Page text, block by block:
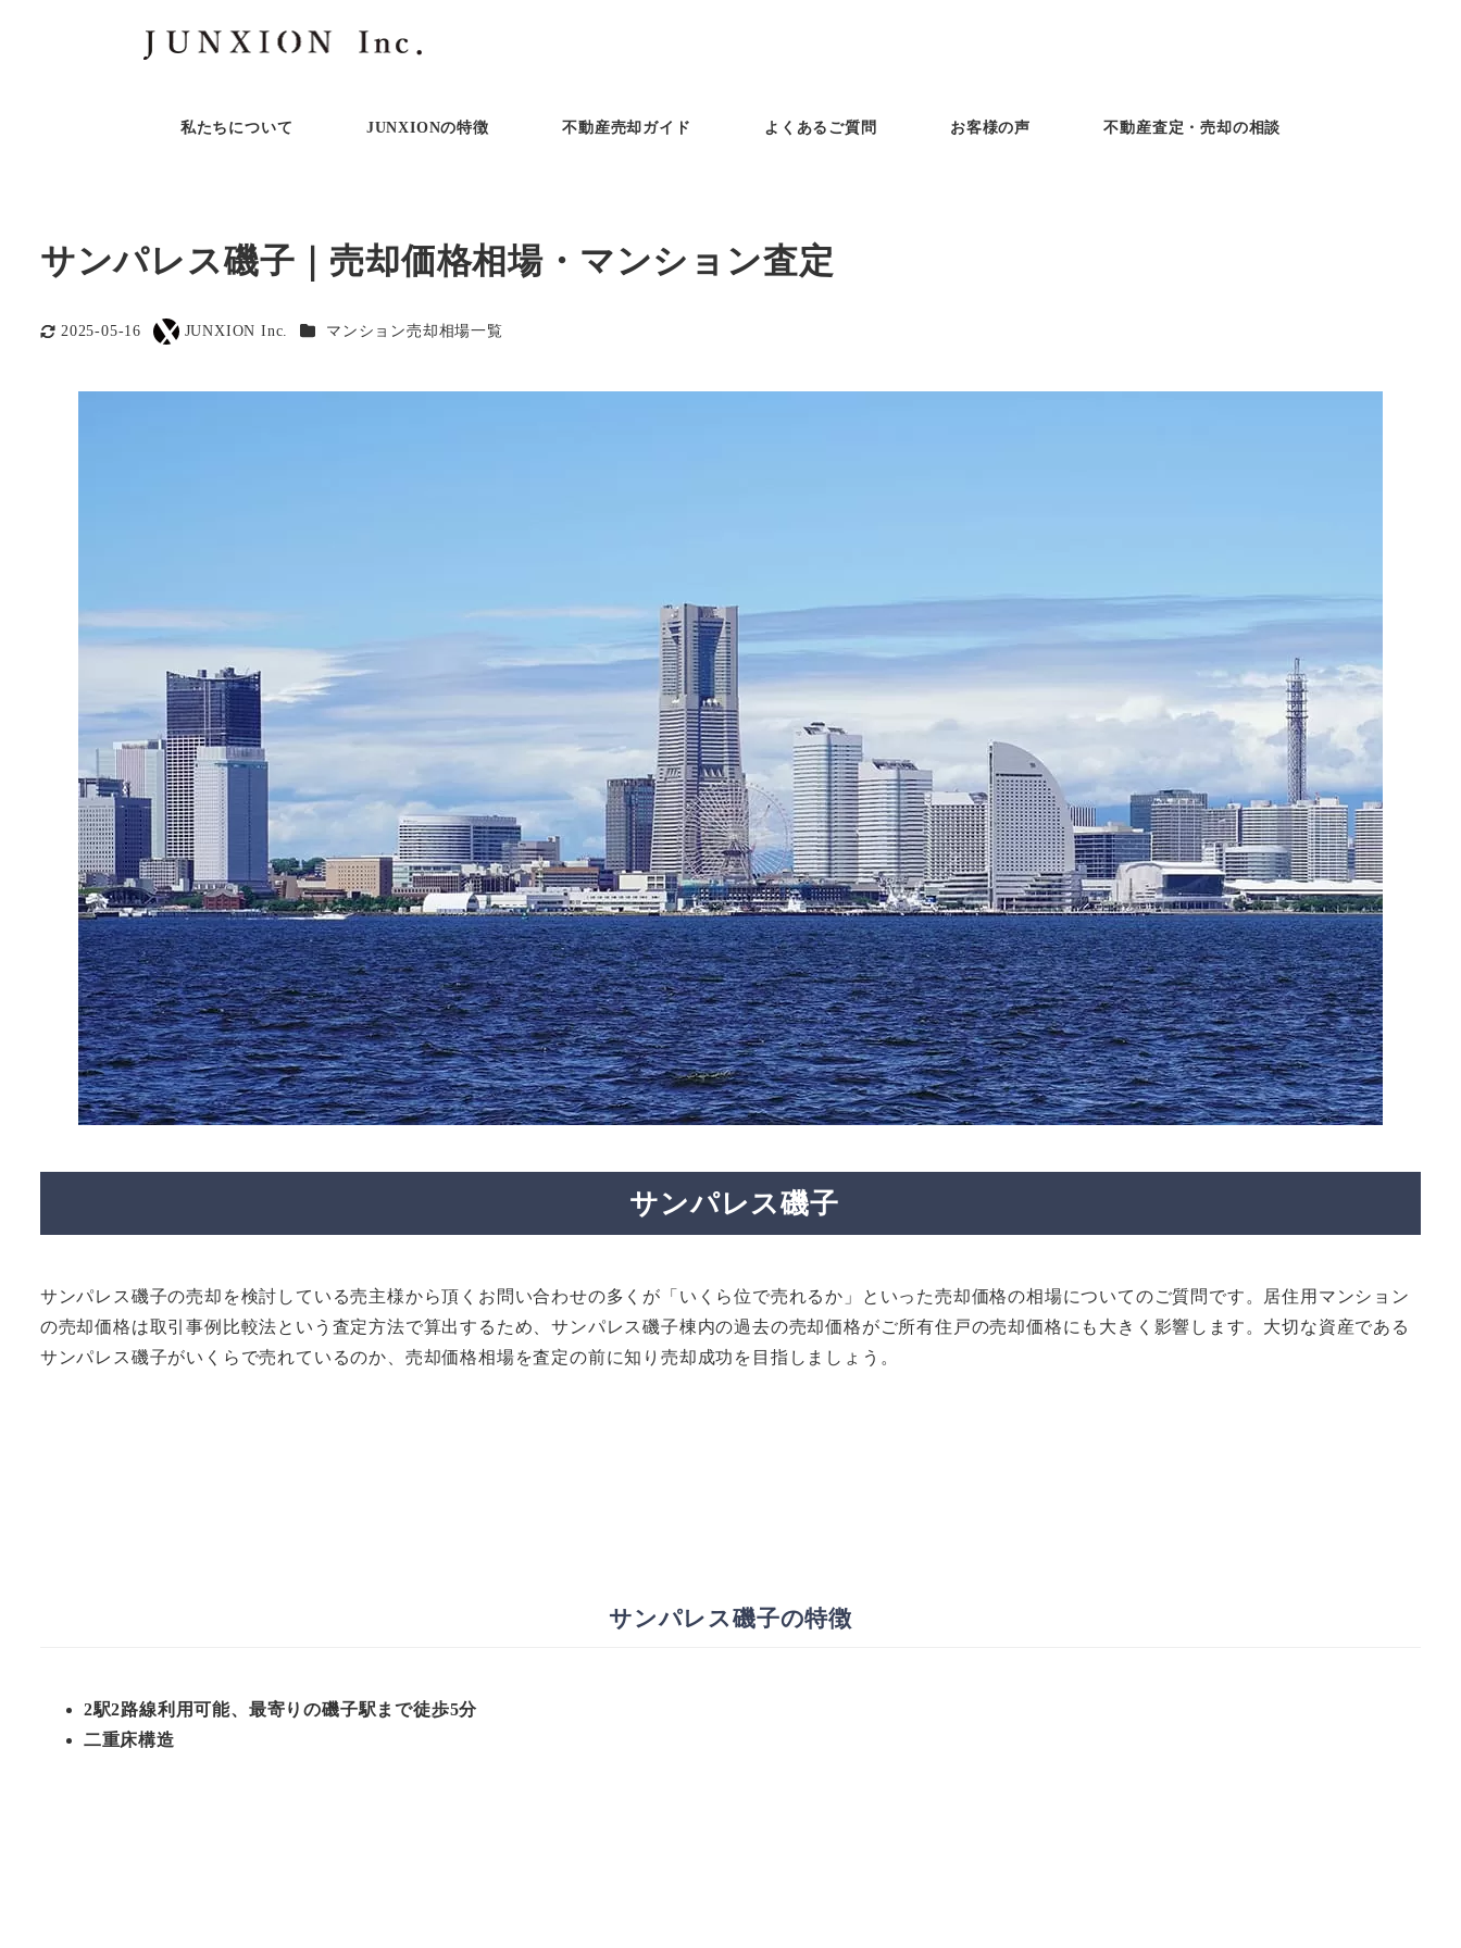
私たちについて JUNXIONの特徴 不動産売却ガイド よくあるご質問 お客様の声 不動産査定・売却の相談
サンパレス磯子｜売却価格相場・マンション査定
更新日
2025-05-16
著
JUNXION Inc. カテゴリー
マンション売却相場一覧
サンパレス磯子
サンパレス磯子の売却を検討している売主様から頂くお問い合わせの多くが「いくら位で売れるか」といった売却価格の相場についてのご質問です。居住用マンション
の売却価格は取引事例比較法という査定方法で算出するため、サンパレス磯子棟内の過去の売却価格がご所有住戸の売却価格にも大きく影響します。大切な資産である
サンパレス磯子がいくらで売れているのか、売却価格相場を査定の前に知り売却成功を目指しましょう。
サンパレス磯子の特徴
2駅2路線利用可能、最寄りの磯子駅まで徒歩5分
二重床構造